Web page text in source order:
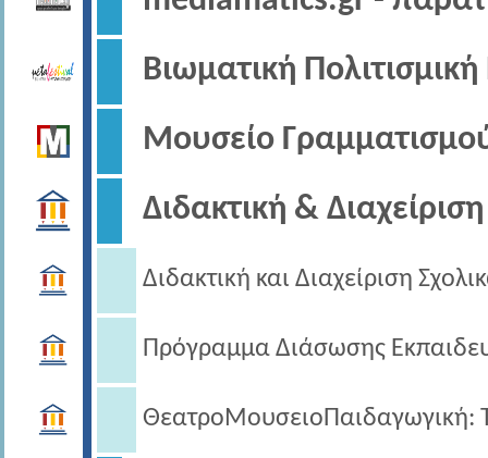
Βιωματική
Μουσείο
Διδακτική &
Διδακτική και Διαχείριση
Πρόγραμμα Διάσωσης
ΘεατροΜουσειοΠαιδαγωγική: